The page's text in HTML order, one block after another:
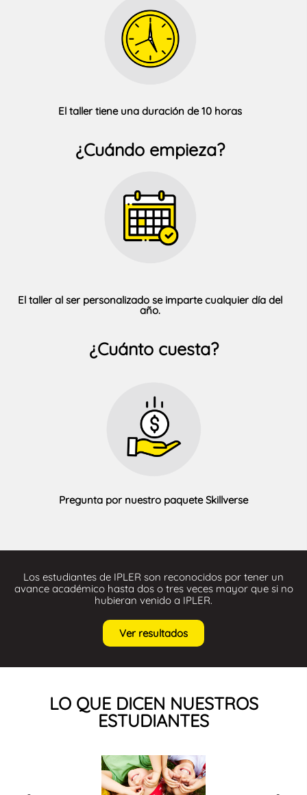
El taller tiene una duración de 10 horas
¿Cuándo empieza?
El taller al ser personalizado se imparte cualquier día del
año.
¿Cuánto cuesta?
Pregunta por nuestro paquete Skillverse
Los estudiantes de IPLER son reconocidos por tener un
avance académico hasta dos o tres veces mayor que si no
hubieran venido a IPLER.
Ver resultados
LO QUE DICEN NUESTROS
ESTUDIANTES